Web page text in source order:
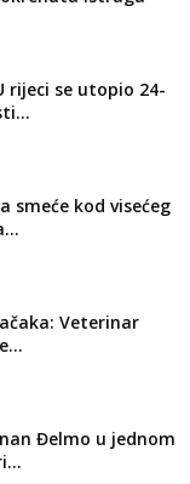
rijeci se utopio 24-
smeće kod visećeg
Veterinar
Đelmo u jednom